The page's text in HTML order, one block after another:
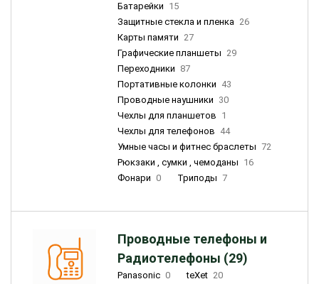
Батарейки 15
Защитные стекла и пленка 26
Карты памяти 27
Графические планшеты 29
Переходники 87
Портативные колонки 43
Проводные наушники 30
Чехлы для планшетов 1
Чехлы для телефонов 44
Умные часы и фитнес браслеты 72
Рюкзаки , сумки , чемоданы 16
Фонари 0 Триподы 7
Проводные телефоны и
Радиотелефоны (29)
Panasonic 0 teXet 20